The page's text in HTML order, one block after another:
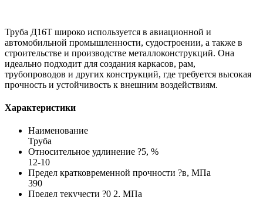
Труба Д16Т широко используется в авиационной и
автомобильной промышленности, судостроении, а также в
строительстве и производстве металлоконструкций. Она
идеально подходит для создания каркасов, рам,
трубопроводов и других конструкций, где требуется высокая
прочность и устойчивость к внешним воздействиям.
Характеристики
Наименование
Труба
Относительное удлинение ?5, %
12-10
Предел кратковременной прочности ?в, МПа
390
Предел текучести ?0 2, МПа